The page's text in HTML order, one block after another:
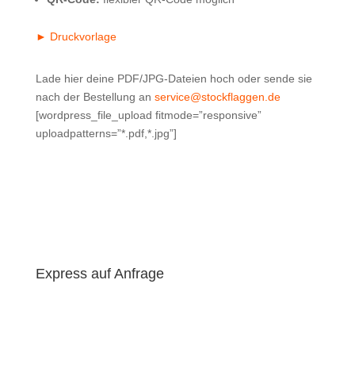
► Druckvorlage
Lade hier deine PDF/JPG-Dateien hoch oder sende sie
nach der Bestellung an service@stockflaggen.de
[wordpress_file_upload fitmode=”responsive”
uploadpatterns=”*.pdf,*.jpg”]
Express auf Anfrage